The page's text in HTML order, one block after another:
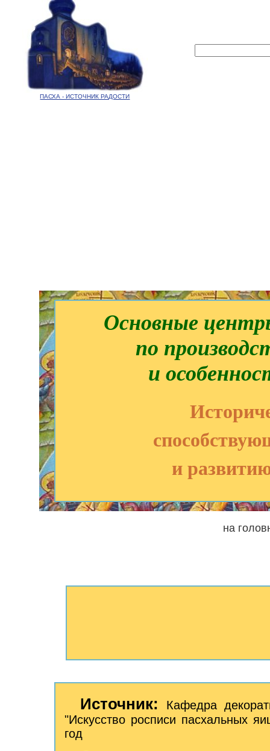
ПАСХА - ИСТОЧНИК РАДОСТИ
Основные
по
и
и
на
Источник:
Кафедра
"Искусство росписи пасхальных
год